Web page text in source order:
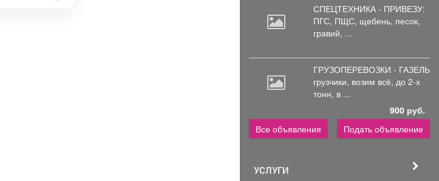
СПЕЦТЕХНИКА - ПРИВЕЗУ:
ПГС, ПЩС, щебень, песок,
гравий, ...
ГРУЗОПЕРЕВОЗКИ - ГАЗЕЛЬ
грузчики, возим всё, до 2-х
тонн, в ...
900 руб.
Все объявления
Подать объявление
УСЛУГИ